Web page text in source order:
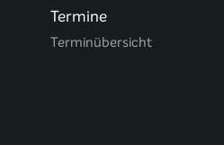
Termine
Terminübersicht